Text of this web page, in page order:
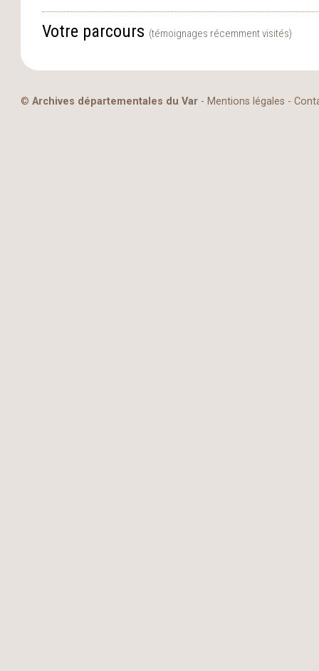
Votre parcours (témoignages récemment visités)
©Archives départementales du Var - Mentions légales -